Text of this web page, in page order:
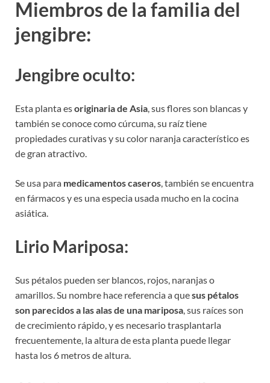
Miembros de la familia del
jengibre:
Jengibre oculto:
Esta planta esoriginaria de Asia, sus flores son blancas y
también se conoce como cúrcuma, su raíz tiene
propiedades curativas y su color naranja característico es
de gran atractivo.
Se usa para medicamentos caseros, también se encuentra
en fármacos y es una especia usada mucho en la cocina
asiática.
Lirio Mariposa:
Sus pétalos pueden ser blancos, rojos, naranjas o
amarillos. Su nombre hace referencia a quesus pétalos
son parecidos a las alas de una mariposa, sus raíces son
de crecimiento rápido, y es necesario trasplantarla
frecuentemente, la altura de esta planta puede llegar
hasta los 6 metros de altura.